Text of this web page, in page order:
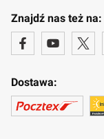
Znajdź nas też na:
Dostawa: